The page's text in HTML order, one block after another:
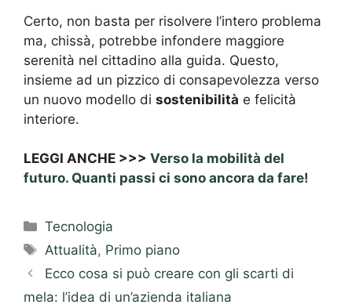
Certo, non basta per risolvere l’intero problema
ma, chissà, potrebbe infondere maggiore
serenità nel cittadino alla guida. Questo,
insieme ad un pizzico di consapevolezza verso
un nuovo modello di sostenibilità e felicità
interiore.
LEGGI ANCHE >>> Verso la mobilità del
futuro. Quanti passi ci sono ancora da fare!
Categorie
Tecnologia
Tag
Attualità, Primo piano
Ecco cosa si può creare con gli scarti di
mela: l’idea di un’azienda italiana